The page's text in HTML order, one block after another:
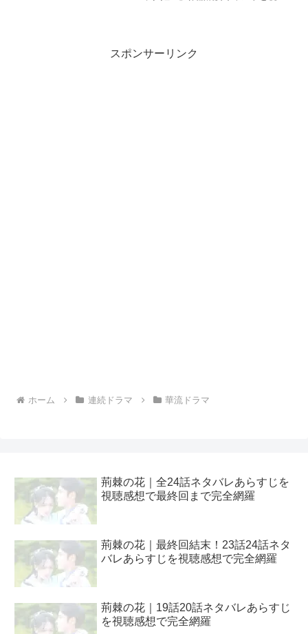
スポンサーリンク
ホーム 連続ドラマ 華流ドラマ
荊棘の花｜全24話ネタバレあらすじを
視聴感想で最終回まで完全網羅
荊棘の花｜最終回結末！23話24話ネタ
バレあらすじを視聴感想で完全網羅
荊棘の花｜19話20話ネタバレあらすじ
を視聴感想で完全網羅